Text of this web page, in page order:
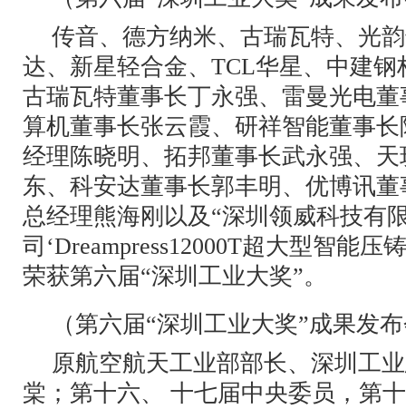
传音、德方纳米、古瑞瓦特、光
达、新星轻合金、TCL华星、中建钢
古瑞瓦特董事长丁永强、雷曼光电
算机董事长张云霞、研祥智能董事
经理陈晓明、拓邦董事长武永强、
东、科安达董事长郭丰明、优博讯
总经理熊海刚以及“深圳领威科技有
司‘Dreampress12000T超大型智能压
荣获第六届“深圳工业大奖”。
（第六届“深圳工业大奖”成果发
原航空航天工业部部长、深圳工
棠；第十六、 十七届中央委员，第